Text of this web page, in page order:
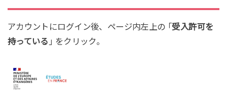
アカウントにログイン後、ページ内左上の ｢受入許可を
持っている ｣ をクリック。